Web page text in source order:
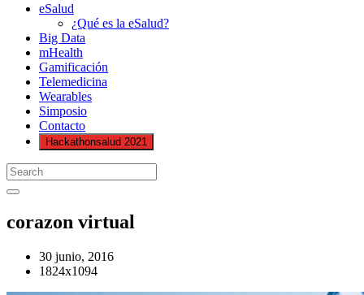
eSalud
¿Qué es la eSalud?
Big Data
mHealth
Gamificación
Telemedicina
Wearables
Simposio
Contacto
Hackathonsalud 2021
corazon virtual
30 junio, 2016
1824x1094